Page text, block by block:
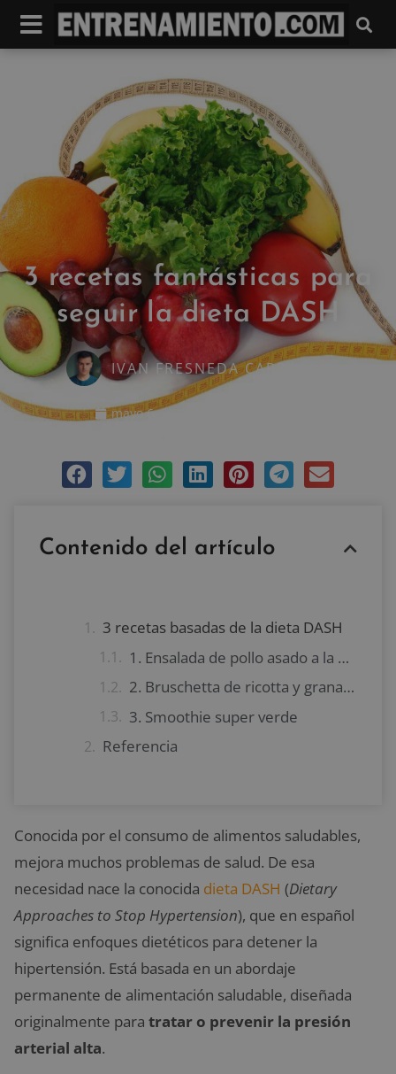
3 recetas fantásticas para
seguir la dieta DASH
IVAN FRESNEDA CARRASCO
mayo 6, 2019
Contenido del artículo
3 recetas basadas de la dieta DASH
1. Ensalada de pollo asado a la parrilla con aderezo cremoso de estragón
2. Bruschetta de ricotta y granada
3. Smoothie super verde
Referencia
Conocida por el consumo de alimentos saludables,
mejora muchos problemas de salud. De esa
necesidad nace la conocida dieta DASH (Dietary
Approaches to Stop Hypertension), que en español
significa enfoques dietéticos para detener la
hipertensión. Está basada en un abordaje
permanente de alimentación saludable, diseñada
originalmente para tratar o prevenir la presión
arterial alta.